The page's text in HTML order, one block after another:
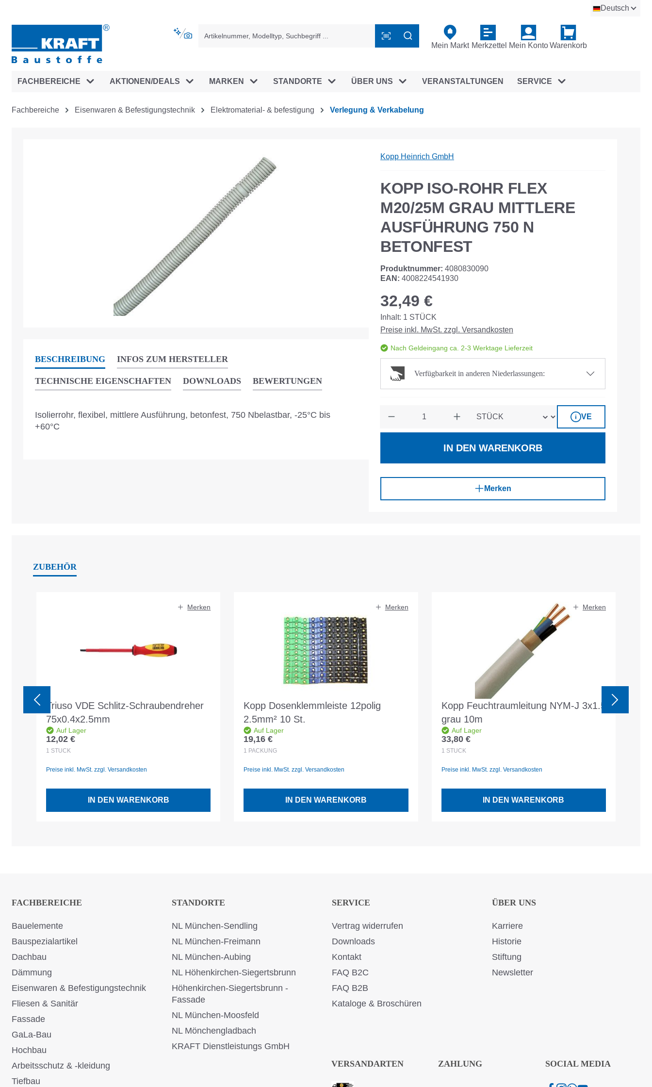
Deutsch
Mein Markt Merkzettel Mein KontoWarenkorb
FACHBEREICHE AKTIONEN/DEALS MARKEN STANDORTE ÜBER UNS VERANSTALTUNGEN SERVICE
Fachbereiche Eisenwaren & Befestigungstechnik Elektromaterial- & befestigung Verlegung & Verkabelung
BESCHREIBUNG INFOS ZUM HERSTELLER
TECHNISCHE EIGENSCHAFTEN DOWNLOADS BEWERTUNGEN
Isolierrohr, flexibel, mittlere Ausführung, betonfest, 750 Nbelastbar, -25°C bis
+60°C
KOPP ISO-ROHR FLEX
M20/25M GRAU MITTLERE
AUSFÜHRUNG 750 N
BETONFEST
Kopp Heinrich GmbH
Produktnummer: 4080830090
EAN: 4008224541930
32,49 €
Inhalt: 1 STÜCK
Preise inkl. MwSt. zzgl. Versandkosten
Nach Geldeingang ca. 2-3 Werktage Lieferzeit
Verfügbarkeit in anderen Niederlassungen:
VE
IN DEN WARENKORB
Merken
ZUBEHÖR
Merken
Triuso VDE Schlitz-Schraubendreher
75x0.4x2.5mm
Auf Lager
Regulärer Preis:
12,02 €
1 STÜCK
Preise inkl. MwSt. zzgl. Versandkosten
IN DEN WARENKORB
Merken
Kopp Dosenklemmleiste 12polig
2.5mm² 10 St.
Auf Lager
Regulärer Preis:
19,16 €
1 PACKUNG
Preise inkl. MwSt. zzgl. Versandkosten
IN DEN WARENKORB
Merken
Kopp Feuchtraumleitung NYM-J 3x1.5
grau 10m
Auf Lager
Regulärer Preis:
33,80 €
1 STÜCK
Preise inkl. MwSt. zzgl. Versandkosten
IN DEN WARENKORB
FACHBEREICHE
Bauelemente
Bauspezialartikel
Dachbau
Dämmung
Eisenwaren & Befestigungstechnik
Fliesen & Sanitär
Fassade
GaLa-Bau
Hochbau
Arbeitsschutz & -kleidung
Tiefbau
STANDORTE
NL München-Sendling
NL München-Freimann
NL München-Aubing
NL Höhenkirchen-Siegertsbrunn
Höhenkirchen-Siegertsbrunn -
Fassade
NL München-Moosfeld
NL Mönchengladbach
KRAFT Dienstleistungs GmbH
SERVICE
Vertrag widerrufen
Downloads
Kontakt
FAQ B2C
FAQ B2B
Kataloge & Broschüren
ÜBER UNS
Karriere
Historie
Stiftung
Newsletter
VERSANDARTEN ZAHLUNG SOCIAL MEDIA